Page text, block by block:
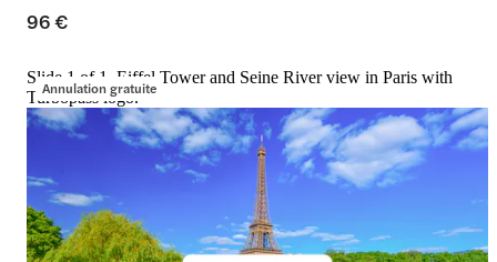
96 €
Annulation gratuite
Slide 1 of 1, Eiffel Tower and Seine River view in Paris with
Turbopass logo.